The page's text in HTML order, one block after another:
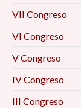
VII Congreso
VI Congreso
V Congreso
IV Congreso
III Congreso